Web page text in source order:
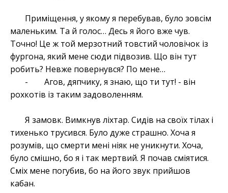
Приміщення, у якому я перебував, було зовсім
маленьким. Та й голос… Десь я його вже чув.
Точно! Це ж той мерзотний товстий чоловічок із
фургона, який мене сюди підвозив. Що він тут
робить? Невже повернувся? По мене…
- Агов, дяпчику, я знаю, що ти тут! - він
рохкотів із таким задоволенням.
Я замовк. Вимкнув ліхтар. Сидів на своїх тілах і
тихенько трусився. Було дуже страшно. Хоча я
розумів, що смерти мені ніяк не уникнути. Хоча,
було смішно, бо я і так мертвий. Я почав сміятися.
Сміх мене погубив, бо на його звук прийшов
кабан.